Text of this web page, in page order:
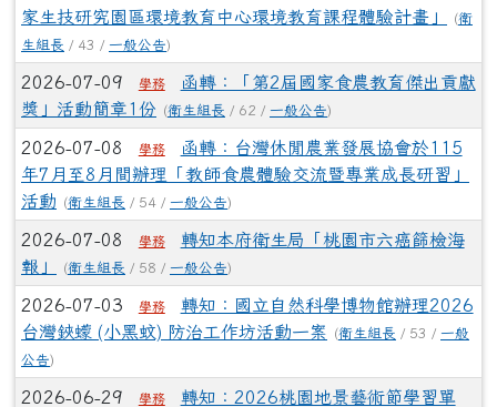
家生技研究園區環境教育中心環境教育課程體驗計畫」
(衛
生組長 / 43 / 一般公告)
2026-07-09 學務
函轉：「第2屆國家食農教育傑出貢獻
獎」活動簡章1份
(衛生組長 / 62 / 一般公告)
2026-07-08 學務
函轉：台灣休閒農業發展協會於115
年7月至8月間辦理「教師食農體驗交流暨專業成長研習」
活動
(衛生組長 / 54 / 一般公告)
2026-07-08 學務
轉知本府衛生局「桃園市六癌篩檢海
報」
(衛生組長 / 58 / 一般公告)
2026-07-03 學務
轉知：國立自然科學博物館辦理2026
台灣鋏蠓 (小黑蚊) 防治工作坊活動一案
(衛生組長 / 53 / 一般
公告)
2026-06-29 學務 轉知：2026桃園地景藝術節學習單